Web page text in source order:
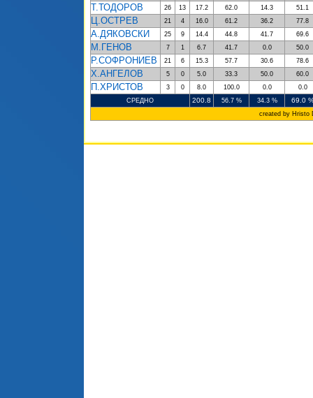
Т.ТОДОРОВ 26 13 17.2 62.0 14.3 51.1
Ц.ОСТРЕВ 21 4 16.0 61.2 36.2 77.8
А.ДЯКОВСКИ 25 9 14.4 44.8 41.7 69.6
М.ГЕНОВ 7 1 6.7 41.7 0.0 50.0
Р.СОФРОНИЕВ 21 6 15.3 57.7 30.6 78.6
Х.АНГЕЛОВ 5 0 5.0 33.3 50.0 60.0
П.ХРИСТОВ 3 0 8.0 100.0 0.0
0.0
СРЕДНО
200.8 56.7 % 34.3 % 69.0
created by Hristo